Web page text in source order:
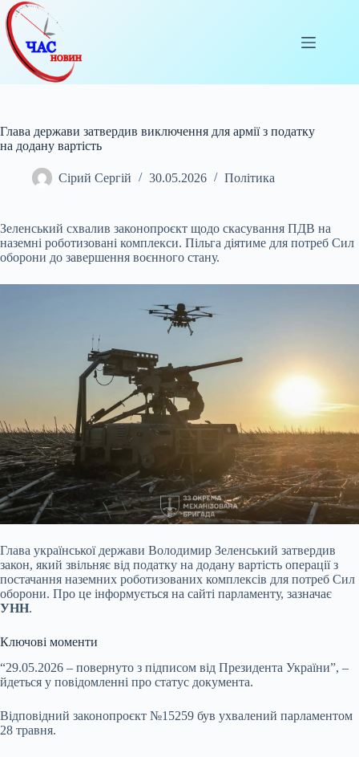
Перейти
до
вмісту
Глава держави затвердив виключення для армії з податку
на додану вартість
Сірий Сергій 30.05.2026 Політика
Зеленський схвалив законопроєкт щодо скасування ПДВ на
наземні роботизовані комплекси. Пільга діятиме для потреб Сил
оборони до завершення воєнного стану.
Глава української держави Володимир Зеленський затвердив
закон, який звільняє від податку на додану вартість операції з
постачання наземних роботизованих комплексів для потреб Сил
оборони. Про це інформується на сайті парламенту, зазначає
УНН.
Ключові моменти
“29.05.2026 – повернуто з підписом від Президента України”, –
йдеться у повідомленні про статус документа.
Відповідний законопроєкт №15259 був ухвалений парламентом
28 травня.